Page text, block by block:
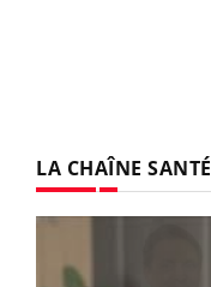
LA CHAÎNE SANTÉ